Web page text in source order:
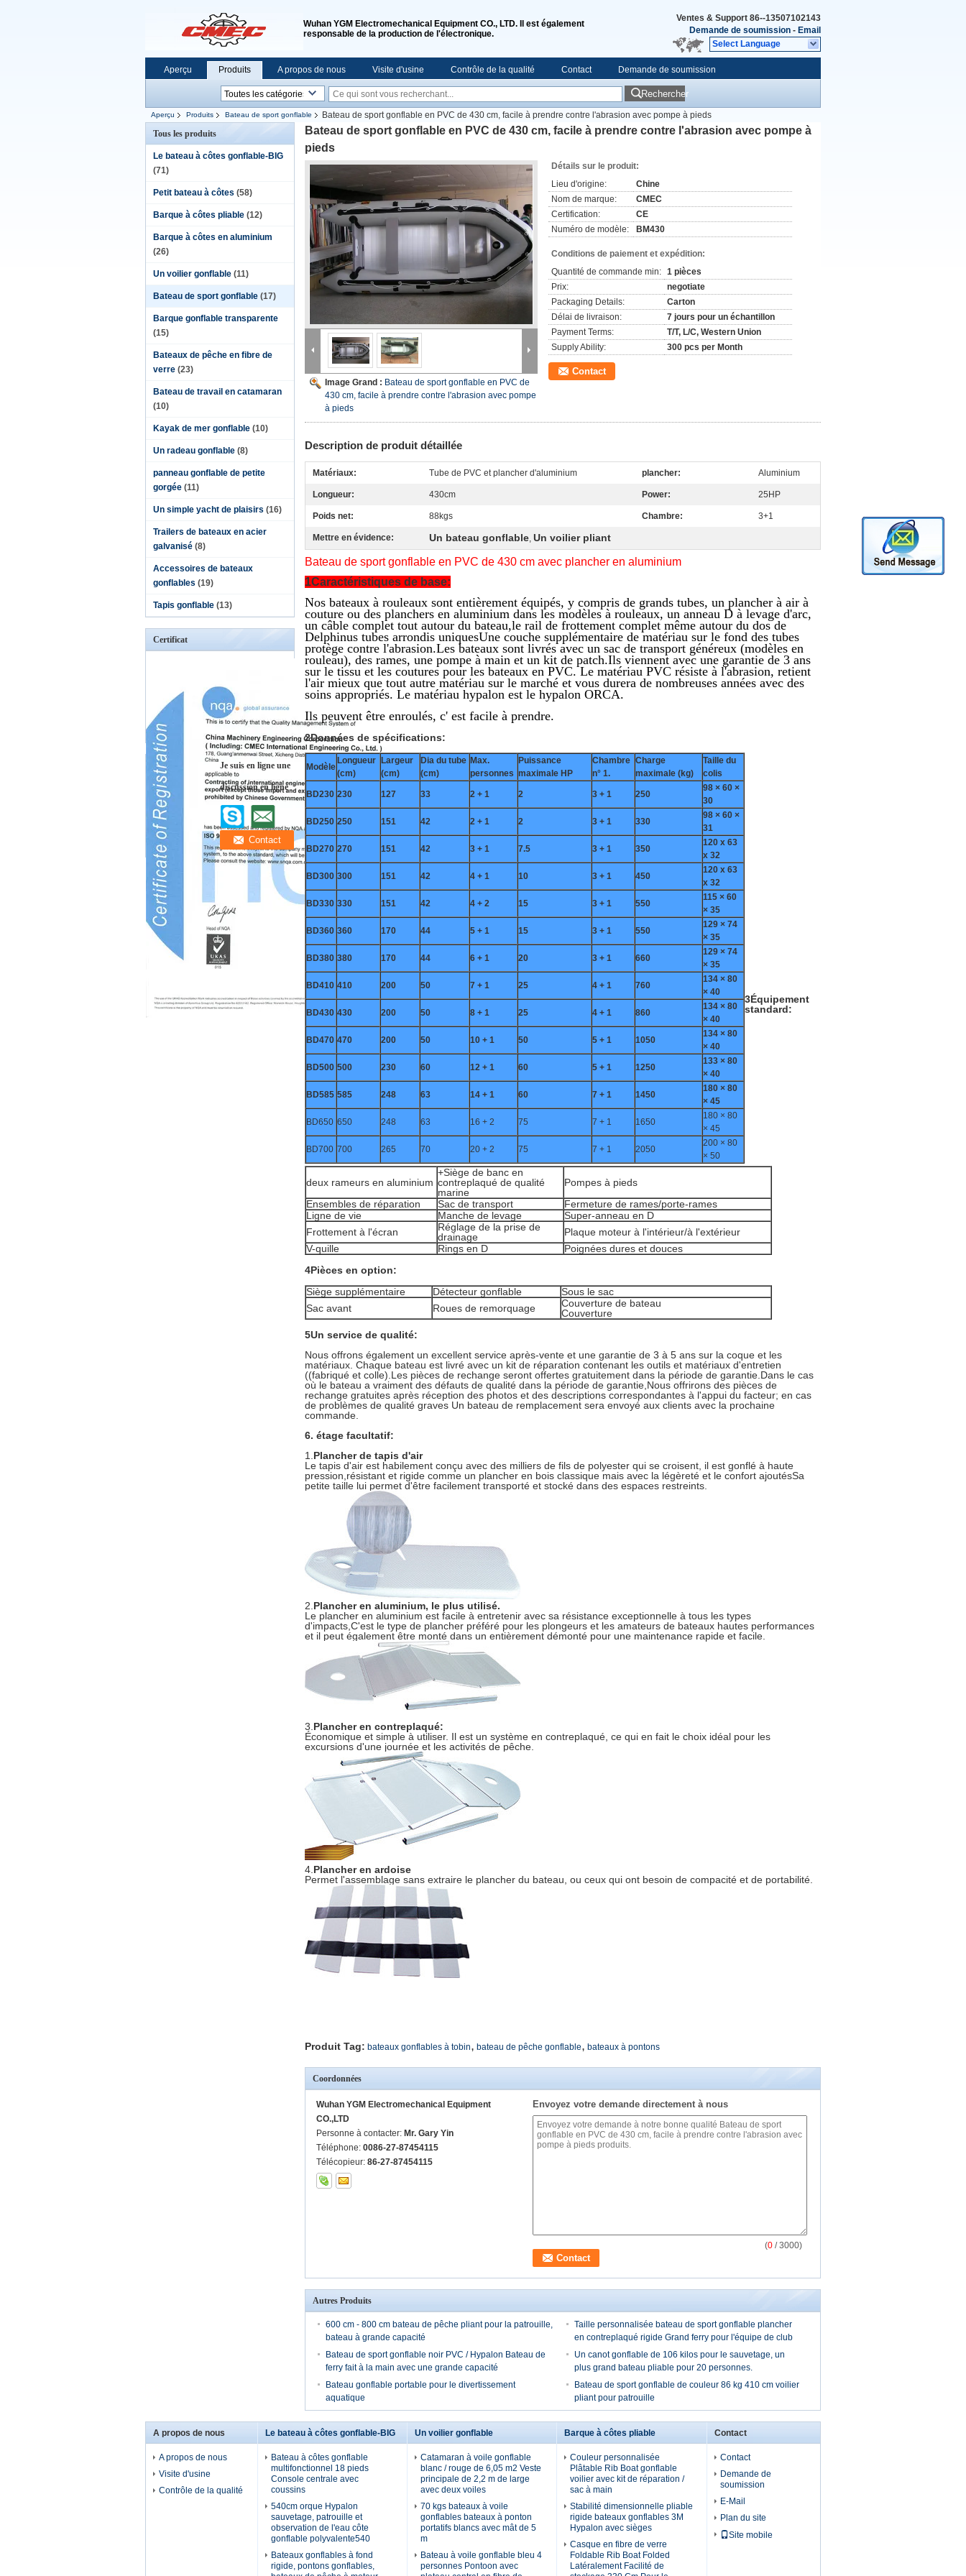
Wuhan YGM Electromechanical Equipment CO., LTD. Il est également
responsable de la production de l'électronique.
Ventes & Support 86--13507102143
Demande de soumission - Email
Select Language
Aperçu Produits A propos de nous Visite d'usine Contrôle de la qualité Contact Demande de soumission
Rechercher
Aperçu Produits Bateau de sport gonflable
Bateau de sport gonflable en PVC de 430 cm, facile à prendre contre l'abrasion avec pompe à pieds
Tous les produits
Le bateau à côtes gonflable-BIG
(71)
Petit bateau à côtes (58)
Barque à côtes pliable (12)
Barque à côtes en aluminium
(26)
Un voilier gonflable (11)
Bateau de sport gonflable (17)
Barque gonflable transparente
(15)
Bateaux de pêche en fibre de
verre (23)
Bateau de travail en catamaran
(10)
Kayak de mer gonflable (10)
Un radeau gonflable (8)
panneau gonflable de petite
gorgée (11)
Un simple yacht de plaisirs (16)
Trailers de bateaux en acier
galvanisé (8)
Accessoires de bateaux
gonflables (19)
Tapis gonflable (13)
Certificat
Je suis en ligne une
discussion en ligne
Bateau de sport gonflable en PVC de 430 cm, facile à prendre contre l'abrasion avec pompe à
pieds
Image Grand : Bateau de sport gonflable en PVC de
430 cm, facile à prendre contre l'abrasion avec pompe
à pieds
Détails sur le produit:
Lieu d'origine:
Chine
Nom de marque:
CMEC
Certification:
CE
Numéro de modèle:
BM430
Conditions de paiement et expédition:
Quantité de commande min: 1 pièces
Prix:
negotiate
Packaging Details:
Carton
Délai de livraison:
7 jours pour un échantillon
Payment Terms:
T/T, L/C, Western Union
Supply Ability:
300 pcs per Month
Contact
Description de produit détaillée
Matériaux: Tube de PVC et plancher d'aluminium plancher: Aluminium
Longueur: 430cm Power: 25HP
Poids net: 88kgs Chambre: 3+1
Mettre en évidence: Un bateau gonflable, Un voilier pliant
Bateau de sport gonflable en PVC de 430 cm avec plancher en aluminium
1Caractéristiques de base:
Nos bateaux à rouleaux sont entièrement équipés, y compris de grands tubes, un plancher à air à
couture ou des planchers en aluminium dans les modèles à rouleaux, un anneau D à levage d'arc,
un câble complet tout autour du bateau,le rail de frottement complet même autour du dos de
Delphinus tubes arrondis uniquesUne couche supplémentaire de matériau sur le fond des tubes
protège contre l'abrasion.Les bateaux sont livrés avec un sac de transport généreux (modèles en
rouleau), des rames, une pompe à main et un kit de patch.Ils viennent avec une garantie de 3 ans
sur le tissu et les coutures pour les bateaux en PVC. Le matériau PVC résiste à l'abrasion, retient
l'air mieux que tout autre matériau sur le marché et vous durera de nombreuses années avec des
soins appropriés. Le matériau hypalon est le hypalon ORCA.
Ils peuvent être enroulés, c' est facile à prendre.
2Données de spécifications:
Modèle
Longueur
(cm)
Largeur
(cm)
Dia du tube
(cm)
Max.
personnes
Puissance
maximale HP
Chambre
n° 1.
Charge
maximale (kg)
Taille du
colis
BD230 230 127 33 2 + 1 2 3 + 1 250
98 × 60 ×
30
BD250 250 151 42 2 + 1 2 3 + 1 330
98 × 60 ×
31
BD270 270 151 42 3 + 1 7.5 3 + 1 350
120 x 63
x 32
BD300 300 151 42 4 + 1 10 3 + 1 450
120 x 63
x 32
BD330 330 151 42 4 + 2 15 3 + 1 550
115 × 60
× 35
BD360 360 170 44 5 + 1 15 3 + 1 550
129 × 74
× 35
BD380 380 170 44 6 + 1 20 3 + 1 660
129 × 74
× 35
BD410 410 200 50 7 + 1 25 4 + 1 760
134 × 80
× 40
BD430 430 200 50 8 + 1 25 4 + 1 860
134 × 80
× 40
BD470 470 200 50 10 + 1 50 5 + 1 1050
134 × 80
× 40
BD500 500 230 60 12 + 1 60 5 + 1 1250
133 × 80
× 40
BD585 585 248 63 14 + 1 60 7 + 1 1450
180 × 80
× 45
BD650 650 248 63 16 + 2 75 7 + 1 1650
180 × 80
× 45
BD700 700 265 70 20 + 2 75 7 + 1 2050
200 × 80
× 50
3Équipement
standard:
deux rameurs en aluminium
+Siège de banc en
contreplaqué de qualité
marine
Pompes à pieds
Ensembles de réparation
Sac de transport
Fermeture de rames/porte-rames
Ligne de vie
Manche de levage
Super-anneau en D
Frottement à l'écran
Réglage de la prise de
drainage
Plaque moteur à l'intérieur/à l'extérieur
V-quille
Rings en D
Poignées dures et douces
4Pièces en option:
Siège supplémentaire
Détecteur gonflable
Sous le sac
Sac avant
Roues de remorquage
Couverture de bateau
Couverture
5Un service de qualité:
Nous offrons également un excellent service après-vente et une garantie de 3 à 5 ans sur la coque et les
matériaux. Chaque bateau est livré avec un kit de réparation contenant les outils et matériaux d'entretien
((fabriqué et colle).Les pièces de rechange seront offertes gratuitement dans la période de garantie.Dans le cas
où le bateau a vraiment des défauts de qualité dans la période de garantie,Nous offrirons des pièces de
rechange gratuites après réception des photos et des descriptions correspondantes à l'appui du facteur; en cas
de problèmes de qualité graves Un bateau de remplacement sera envoyé aux clients avec la prochaine
commande.
6. étage facultatif:
1. Plancher de tapis d'air
Le tapis d'air est habilement conçu avec des milliers de fils de polyester qui se croisent, il est gonflé à haute
pression,résistant et rigide comme un plancher en bois classique mais avec la légèreté et le confort ajoutésSa
petite taille lui permet d'être facilement transporté et stocké dans des espaces restreints.
2. Plancher en aluminium, le plus utilisé.
Le plancher en aluminium est facile à entretenir avec sa résistance exceptionnelle à tous les types
d'impacts,C'est le type de plancher préféré pour les plongeurs et les amateurs de bateaux hautes performances
et il peut également être monté dans un entièrement démonté pour une maintenance rapide et facile.
3. Plancher en contreplaqué:
Économique et simple à utiliser. Il est un système en contreplaqué, ce qui en fait le choix idéal pour les
excursions d'une journée et les activités de pêche.
4. Plancher en ardoise
Permet l'assemblage sans extraire le plancher du bateau, ou ceux qui ont besoin de compacité et de portabilité.
Produit Tag: bateaux gonflables à tobin, bateau de pêche gonflable, bateaux à pontons
Coordonnées
Wuhan YGM Electromechanical Equipment
CO.,LTD
Personne à contacter: Mr. Gary Yin
Téléphone: 0086-27-87454115
Télécopieur: 86-27-87454115
Envoyez votre demande directement à nous
(0 / 3000)
Autres Produits
600 cm - 800 cm bateau de pêche pliant pour la patrouille,
bateau à grande capacité
Taille personnalisée bateau de sport gonflable plancher
en contreplaqué rigide Grand ferry pour l'équipe de club
Bateau de sport gonflable noir PVC / Hypalon Bateau de
ferry fait à la main avec une grande capacité
Un canot gonflable de 106 kilos pour le sauvetage, un
plus grand bateau pliable pour 20 personnes.
Bateau gonflable portable pour le divertissement
aquatique
Bateau de sport gonflable de couleur 86 kg 410 cm voilier
pliant pour patrouille
A propos de nous
A propos de nous
Visite d'usine
Contrôle de la qualité
Le bateau à côtes gonflable-BIG
Bateau à côtes gonflable
multifonctionnel 18 pieds
Console centrale avec
coussins
540cm orque Hypalon
sauvetage, patrouille et
observation de l'eau côte
gonflable polyvalente540
Bateaux gonflables à fond
rigide, pontons gonflables,
Un voilier gonflable
Catamaran à voile gonflable
blanc / rouge de 6,05 m2 Veste
principale de 2,2 m de large
avec deux voiles
70 kgs bateaux à voile
gonflables bateaux à ponton
portatifs blancs avec mât de 5
m
Bateau à voile gonflable bleu 4
personnes Pontoon avec
Barque à côtes pliable
Couleur personnalisée
Plâtable Rib Boat gonflable
voilier avec kit de réparation /
sac à main
Stabilité dimensionnelle pliable
rigide bateaux gonflables 3M
Hypalon avec sièges
Casque en fibre de verre
Foldable Rib Boat Folded
Latéralement Facilité de
Contact
Contact
Demande de
soumission
E-Mail
Plan du site
Site mobile